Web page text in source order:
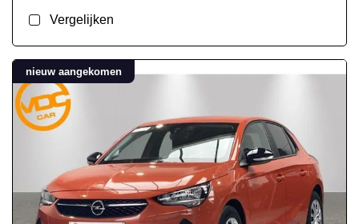
Vergelijken
nieuw aangekomen